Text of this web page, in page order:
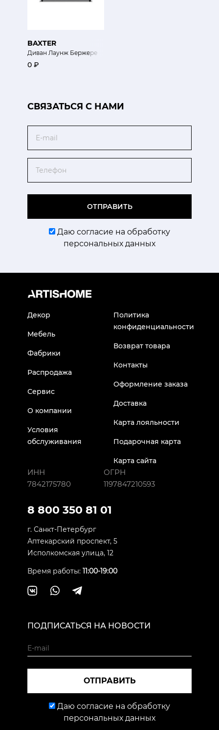
BAXTER
Диван Лаунж Бержере
0 ₽
CВЯЗАТЬСЯ С НАМИ
ОТПРАВИТЬ
Даю согласие на обработку
персональных данных
Декор
Мебель
Фабрики
Распродажа
Сервис
О компании
Условия
обслуживания
Политика
конфиденциальности
Возврат товара
Контакты
Оформление заказа
Доставка
Карта лояльности
Подарочная карта
Карта сайта
ИНН
7842175780
ОГРН
1197847210593
8 800 350 81 01
г. Санкт-Петербург
Аптекарский проспект, 5
Исполкомская улица, 12
Время работы: 11:00-19:00
ПОДПИСАТЬСЯ НА НОВОСТИ
ОТПРАВИТЬ
Даю согласие на обработку
персональных данных